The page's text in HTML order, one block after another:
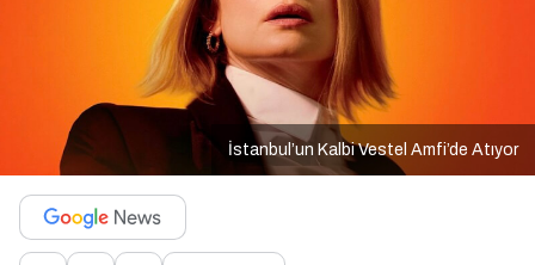
İstanbul’un Kalbi Vestel Amfi’de Atıyor